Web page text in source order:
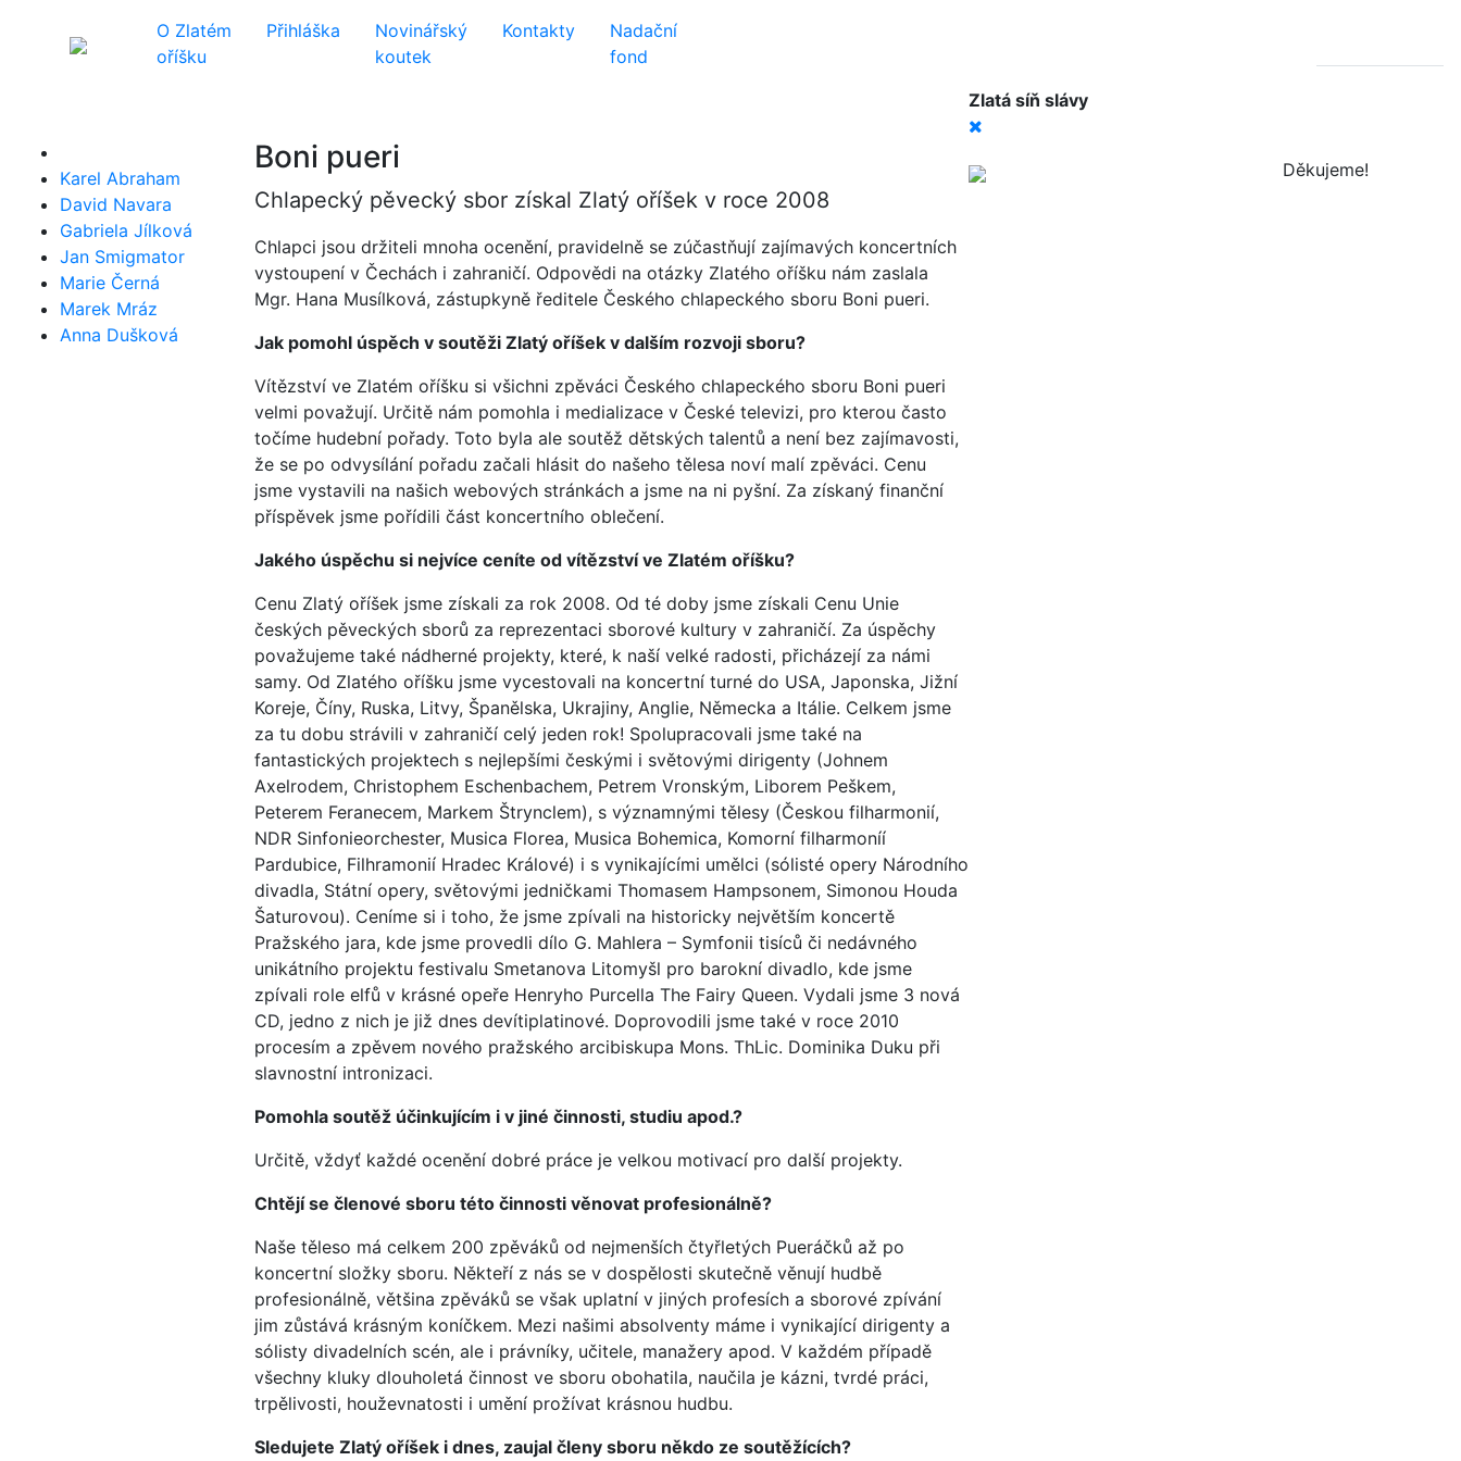
O Zlatém
oříšku
Přihláška
Novinářský
koutek
Kontakty
Nadační
fond
Zlatá síň slávy
Karel Abraham
David Navara
Gabriela Jílková
Jan Smigmator
Marie Černá
Marek Mráz
Anna Dušková
Boni pueri
Chlapecký pěvecký sbor získal Zlatý oříšek v roce 2008
Chlapci jsou držiteli mnoha ocenění, pravidelně se zúčastňují zajímavých koncertních
vystoupení v Čechách i zahraničí. Odpovědi na otázky Zlatého oříšku nám zaslala
Mgr. Hana Musílková, zástupkyně ředitele Českého chlapeckého sboru Boni pueri.
Jak pomohl úspěch v soutěži Zlatý oříšek v dalším rozvoji sboru?
Vítězství ve Zlatém oříšku si všichni zpěváci Českého chlapeckého sboru Boni pueri
velmi považují. Určitě nám pomohla i medializace v České televizi, pro kterou často
točíme hudební pořady. Toto byla ale soutěž dětských talentů a není bez zajímavosti,
že se po odvysílání pořadu začali hlásit do našeho tělesa noví malí zpěváci. Cenu
jsme vystavili na našich webových stránkách a jsme na ni pyšní. Za získaný finanční
příspěvek jsme pořídili část koncertního oblečení.
Jakého úspěchu si nejvíce ceníte od vítězství ve Zlatém oříšku?
Cenu Zlatý oříšek jsme získali za rok 2008. Od té doby jsme získali Cenu Unie
českých pěveckých sborů za reprezentaci sborové kultury v zahraničí. Za úspěchy
považujeme také nádherné projekty, které, k naší velké radosti, přicházejí za námi
samy. Od Zlatého oříšku jsme vycestovali na koncertní turné do USA, Japonska, Jižní
Koreje, Číny, Ruska, Litvy, Španělska, Ukrajiny, Anglie, Německa a Itálie. Celkem jsme
za tu dobu strávili v zahraničí celý jeden rok! Spolupracovali jsme také na
fantastických projektech s nejlepšími českými i světovými dirigenty (Johnem
Axelrodem, Christophem Eschenbachem, Petrem Vronským, Liborem Peškem,
Peterem Feranecem, Markem Štrynclem), s významnými tělesy (Českou filharmonií,
NDR Sinfonieorchester, Musica Florea, Musica Bohemica, Komorní filharmoníí
Pardubice, Filhramonií Hradec Králové) i s vynikajícími umělci (sólisté opery Národního
divadla, Státní opery, světovými jedničkami Thomasem Hampsonem, Simonou Houda
Šaturovou). Ceníme si i toho, že jsme zpívali na historicky největším koncertě
Pražského jara, kde jsme provedli dílo G. Mahlera – Symfonii tisíců či nedávného
unikátního projektu festivalu Smetanova Litomyšl pro barokní divadlo, kde jsme
zpívali role elfů v krásné opeře Henryho Purcella The Fairy Queen. Vydali jsme 3 nová
CD, jedno z nich je již dnes devítiplatinové. Doprovodili jsme také v roce 2010
procesím a zpěvem nového pražského arcibiskupa Mons. ThLic. Dominika Duku při
slavnostní intronizaci.
Pomohla soutěž účinkujícím i v jiné činnosti, studiu apod.?
Určitě, vždyť každé ocenění dobré práce je velkou motivací pro další projekty.
Chtějí se členové sboru této činnosti věnovat profesionálně?
Naše těleso má celkem 200 zpěváků od nejmenších čtyřletých Pueráčků až po
koncertní složky sboru. Někteří z nás se v dospělosti skutečně věnují hudbě
profesionálně, většina zpěváků se však uplatní v jiných profesích a sborové zpívání
jim zůstává krásným koníčkem. Mezi našimi absolventy máme i vynikající dirigenty a
sólisty divadelních scén, ale i právníky, učitele, manažery apod. V každém případě
všechny kluky dlouholetá činnost ve sboru obohatila, naučila je kázni, tvrdé práci,
trpělivosti, houževnatosti i umění prožívat krásnou hudbu.
Sledujete Zlatý oříšek i dnes, zaujal členy sboru někdo ze soutěžících?
Děkujeme!